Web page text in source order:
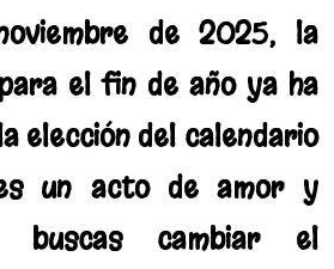
de 2025, la
el fin de año ya ha
elección del calendario
un acto de amor y
buscas cambiar el